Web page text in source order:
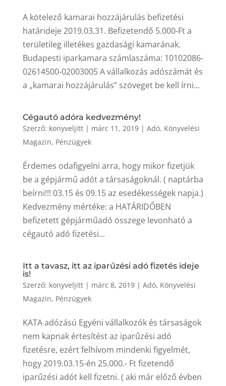
A kötelező kamarai hozzájárulás befizetési
határideje 2019.03.31. Befizetendő 5.000-Ft a
területileg illetékes gazdasági kamarának.
Budapesti iparkamara számlaszáma: 10102086-
02614500-02003005 A vállalkozás adószámát és
a „kamarai hozzájárulás” szöveget be kell írni...
Cégautó adóra kedvezmény!
Szerző: konyveljitt| márc 11, 2019| Adó, Könyvelési
Magazin, Pénzügyek
Érdemes odafigyelni arra, hogy mikor fizetjük
be a gépjármű adót a társaságoknál. ( naptárba
beírni!!! 03.15 és 09.15 az esedékességek napja.)
Kedvezmény mértéke: a HATÁRIDŐBEN
befizetett gépjárműadó összege levonható a
cégautó adó fizetési...
Itt a tavasz, itt az iparűzési adó fizetés ideje
is!
Szerző: konyveljitt| márc 8, 2019| Adó, Könyvelési
Magazin, Pénzügyek
KATA adózású Egyéni vállalkozók és társaságok
nem kapnak értesítést az iparűzési adó
fizetésre, ezért felhívom mindenki figyelmét,
hogy 2019.03.15-én 25.000.- Ft fizetendő
iparűzési adót kell fizetni. ( aki már előző évben